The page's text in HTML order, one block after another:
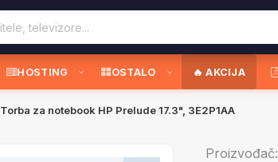
HOSTING OSTALO 🔥 AKCIJA
Torba za notebook HP Prelude 17.3", 3E2P1AA
Proizvođač: